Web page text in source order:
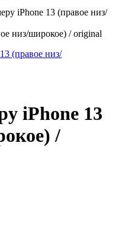
iPhone 13 (правое низ/
низ/широкое) / original
iPhone 13
/